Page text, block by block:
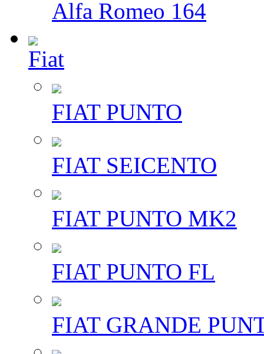
Alfa Romeo 164
Fiat
FIAT PUNTO
FIAT SEICENTO
FIAT PUNTO MK2
FIAT PUNTO FL
FIAT GRANDE